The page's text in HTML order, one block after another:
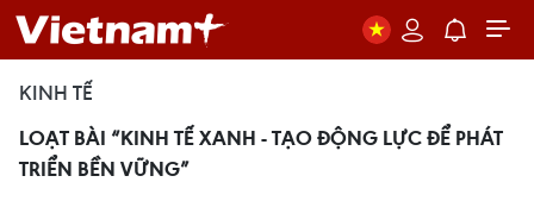
KINH TẾ
LOẠT BÀI “KINH TẾ XANH - TẠO ĐỘNG LỰC ĐỂ PHÁT
TRIỂN BỀN VỮNG”